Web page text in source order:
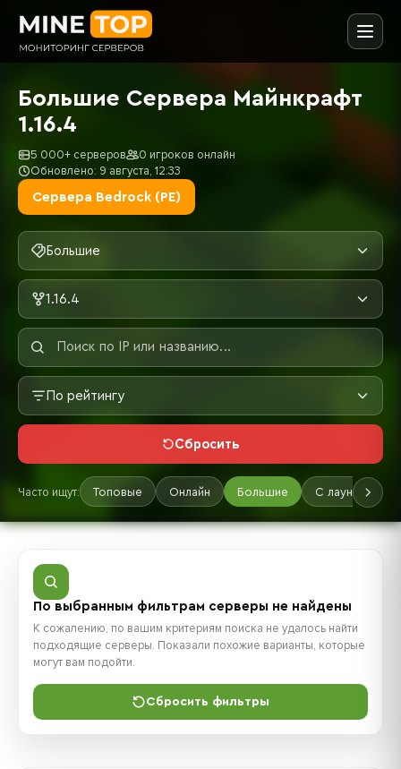
Большие Сервера Майнкрафт
1.16.4
5 000+ серверов
0 игроков онлайн
Обновлено: 9 августа, 12:33
Сервера Bedrock (PE)
Большие
1.16.4
По рейтингу
Сбросить
Часто ищут: Топовые Онлайн Большие С лаунчером
По выбранным фильтрам серверы не найдены
К сожалению, по вашим критериям поиска не удалось найти
подходящие серверы. Показали похожие варианты, которые
могут вам подойти.
Сбросить фильтры